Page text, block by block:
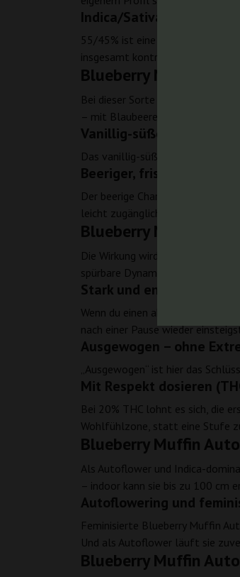
Indica/Sativa 55/45 –
55/45% ist eine Ratio, die oft
insgesamt kontrollierten, runden
Blueberry Muffin
Bei dieser Sorte ist der
– mit Blaubeere als
Vanillig-süße Ausrichtung
Das vanillig-süße Profil passt
Beeriger, frischer
Der beerige Charakter rundet
leicht zugänglich bleibt.
Blueberry Muffin
Die Wirkung wird als stark,
spürbare Dynamik mögen – nur
Stark und energetisch –
Wenn du einen aktivierenden
nach einer Pause wieder
Ausgewogen – ohne
„Ausgewogen“ ist hier das
Mit Respekt dosieren
Bei 20% THC lohnt es sich, die
Wohlfühlzone, statt eine Stufe
Blueberry Muffin
Als Autoflower und Indica-
– indoor kann sie bis zu 100 cm
Autoflowering und
Feminisierte Blueberry Muffin
Und als Autoflower läuft sie
Blueberry Muffin